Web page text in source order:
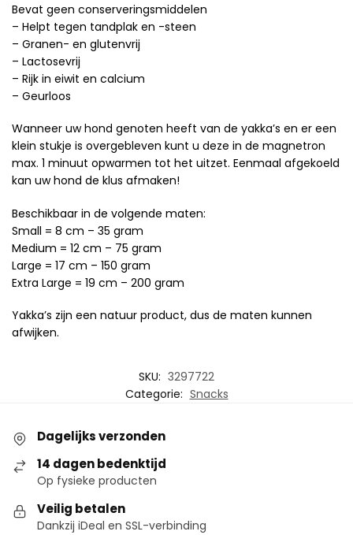
Bevat geen conserveringsmiddelen
– Helpt tegen tandplak en -steen
– Granen- en glutenvrij
– Lactosevrij
– Rijk in eiwit en calcium
– Geurloos
Wanneer uw hond genoten heeft van de yakka’s en er een
klein stukje is overgebleven kunt u deze in de magnetron
max. 1 minuut opwarmen tot het uitzet. Eenmaal afgekoeld
kan uw hond de klus afmaken!
Beschikbaar in de volgende maten:
Small = 8 cm – 35 gram
Medium = 12 cm – 75 gram
Large = 17 cm – 150 gram
Extra Large = 19 cm – 200 gram
Yakka’s zijn een natuur product, dus de maten kunnen
afwijken.
SKU: 3297722
Categorie: Snacks
Dagelijks verzonden
14 dagen bedenktijd
Op fysieke producten
Veilig betalen
Dankzij iDeal en SSL-verbinding